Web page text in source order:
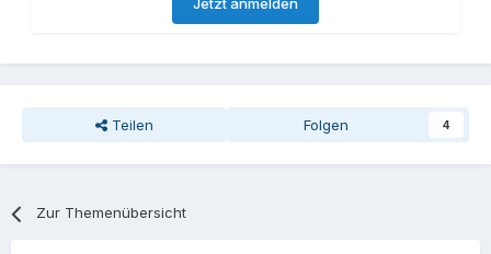
Jetzt anmelden
Teilen Folgen 4
Zur Themenübersicht